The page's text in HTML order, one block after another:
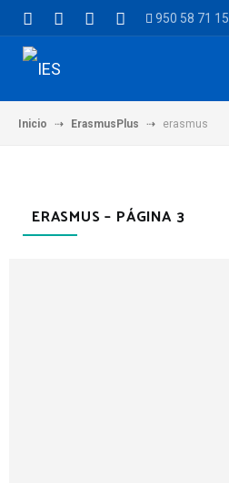
950 58 71 15
Inicio ErasmusPlus erasmus
ERASMUS – PÁGINA 3